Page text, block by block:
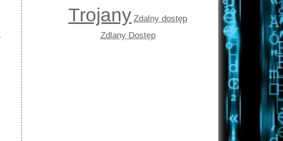
Trojany Zdalny dostęp
Zdlany Dostęp